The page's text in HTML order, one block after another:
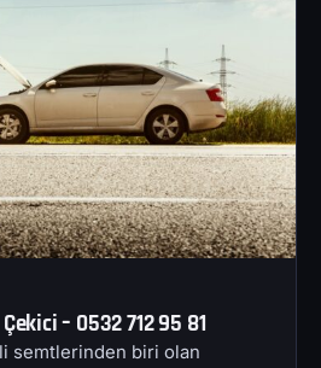
– 0532 712 95 81
semtlerinden biri olan